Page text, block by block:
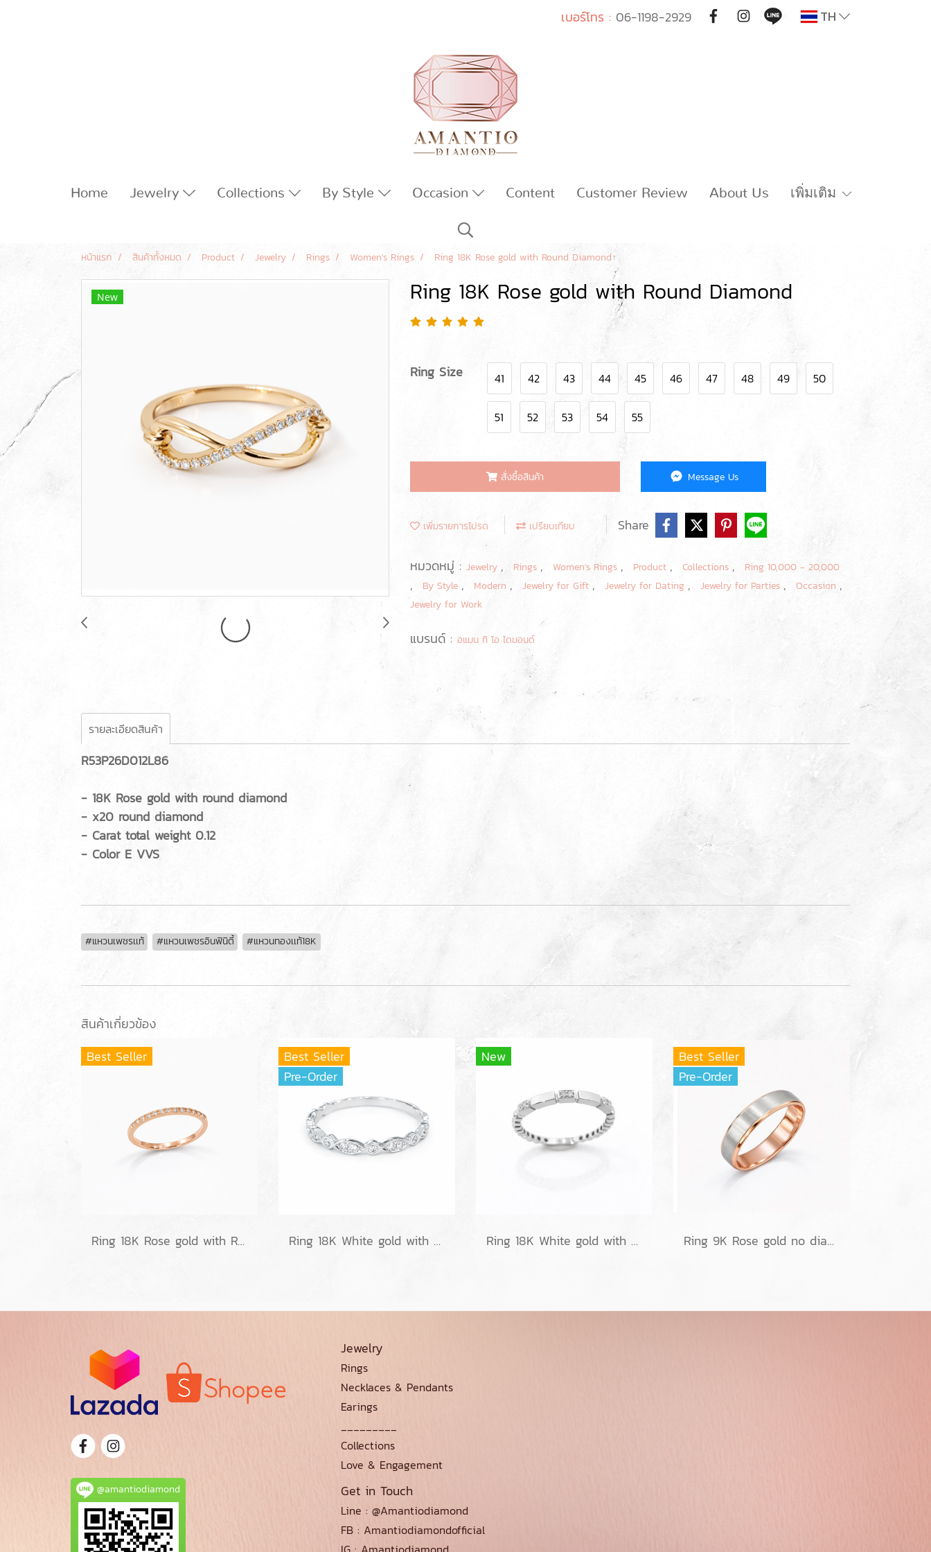
เบอร์โทร : 06-1198-2929 TH
Home Jewelry Collections By Style Occasion Content Customer Review About Us เพิ่มเติม
หน้าแรก สินค้าทั้งหมด Product Jewelry Rings Women's Rings Ring 18K Rose gold with Round Diamond
New Ring 18K Rose gold with Round Diamond
Ring Size 41 42 43 44 45 46 47 48 49 50
51 52 53 54 55
สั่งซื้อสินค้า Message Us
เพิ่มรายการโปรด เปรียบเทียบ Share
หมวดหมู่ : Jewelry , Rings , Women's Rings , Product , Collections , Ring 10,000 - 20,000
, By Style , Modern , Jewelry for Gift , Jewelry for Dating , Jewelry for Parties , Occasion ,
Jewelry for Work
แบรนด์ : อแมน ทิ โอ ไดมอนด์
รายละเอียดสินค้า
R53P26D012L86
- 18K Rose gold with round diamond
- x20 round diamond
- Carat total weight 0.12
- Color E VVS
#แหวนเพชรเเท้ #แหวนเพชรอินฟินิตี้ #แหวนทองเเท้18K
สินค้าเกี่ยวข้อง
Best Seller
Ring 18K Rose gold with Round Diamond
Best Seller
Pre-Order
Ring 18K White gold with Round Diamond
New
Ring 18K White gold with Round Diamond
Best Seller
Pre-Order
Ring 9K Rose gold no diamond
@amantiodiamond
Jewelry
Rings
Necklaces & Pendants
Earings
_________
Collections
Love & Engagement
Get in Touch
Line : @Amantiodiamond
FB : Amantiodiamondofficial